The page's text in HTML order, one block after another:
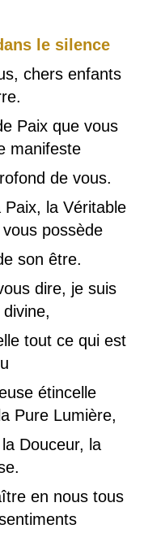
le silence
chers enfants
Paix que vous
manifeste
de vous.
la Véritable
possède
son être.
dire, je suis
tout ce qui est
étincelle
Pure Lumière,
Douceur, la
en nous tous